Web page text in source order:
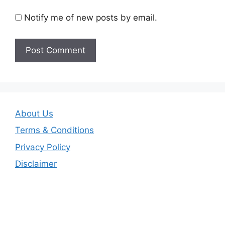
Notify me of new posts by email.
About Us
Terms & Conditions
Privacy Policy
Disclaimer